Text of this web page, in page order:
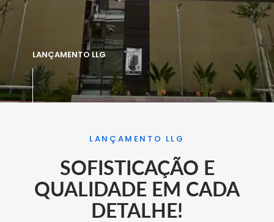
LANÇAMENTO LLG
LANÇAMENTO LLG
SOFISTICAÇÃO E
QUALIDADE EM CADA
DETALHE!